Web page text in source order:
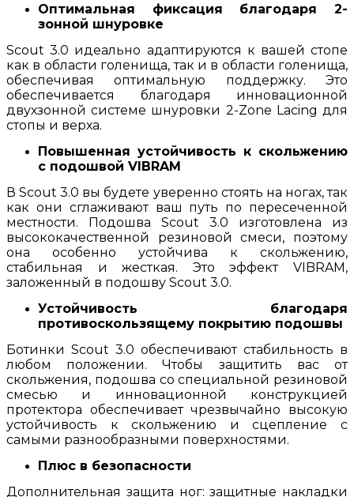
Оптимальная фиксация благодаря 2-
зонной шнуровке
Scout 3.0 идеально адаптируются к вашей стопе
как в области голенища, так и в области голенища,
обеспечивая оптимальную поддержку. Это
обеспечивается благодаря инновационной
двухзонной системе шнуровки 2-Zone Lacing для
стопы и верха.
Повышенная устойчивость к скольжению
с подошвой VIBRAM
В Scout 3.0 вы будете уверенно стоять на ногах, так
как они сглаживают ваш путь по пересеченной
местности. Подошва Scout 3.0 изготовлена из
высококачественной резиновой смеси, поэтому
она особенно устойчива к скольжению,
стабильная и жесткая. Это эффект VIBRAM,
заложенный в подошву Scout 3.0.
Устойчивость благодаря
противоскользящему покрытию подошвы
Ботинки Scout 3.0 обеспечивают стабильность в
любом положении. Чтобы защитить вас от
скольжения, подошва со специальной резиновой
смесью и инновационной конструкцией
протектора обеспечивает чрезвычайно высокую
устойчивость к скольжению и сцепление с
самыми разнообразными поверхностями.
Плюс в безопасности
Дополнительная защита ног: защитные накладки